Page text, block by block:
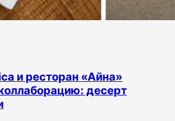
и ресторан «Айна»
десерт